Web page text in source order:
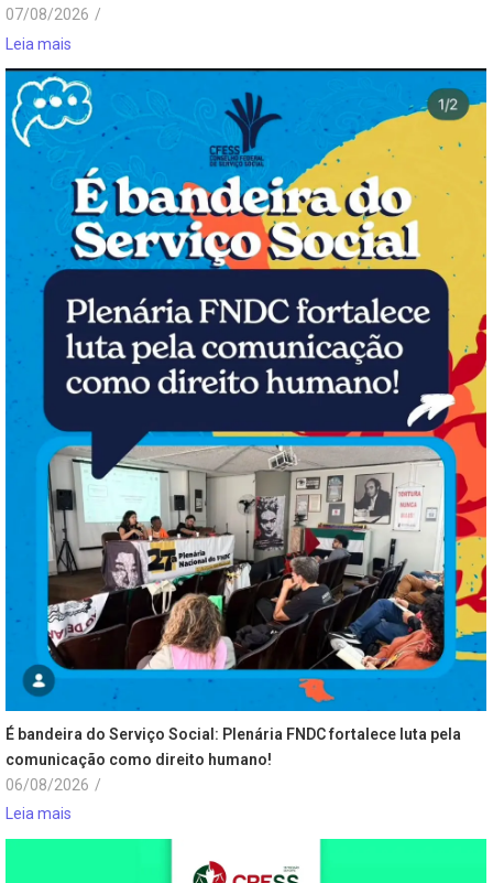
07/08/2026 /
Leia mais
É bandeira do Serviço Social: Plenária FNDC fortalece luta pela
comunicação como direito humano!
06/08/2026 /
Leia mais